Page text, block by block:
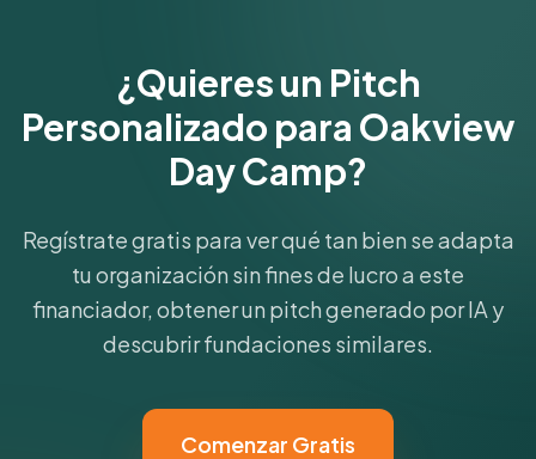
¿Quieres un Pitch
Personalizado para Oakview
Day Camp?
Regístrate gratis para ver qué tan bien se adapta
tu organización sin fines de lucro a este
financiador, obtener un pitch generado por IA y
descubrir fundaciones similares.
Comenzar Gratis